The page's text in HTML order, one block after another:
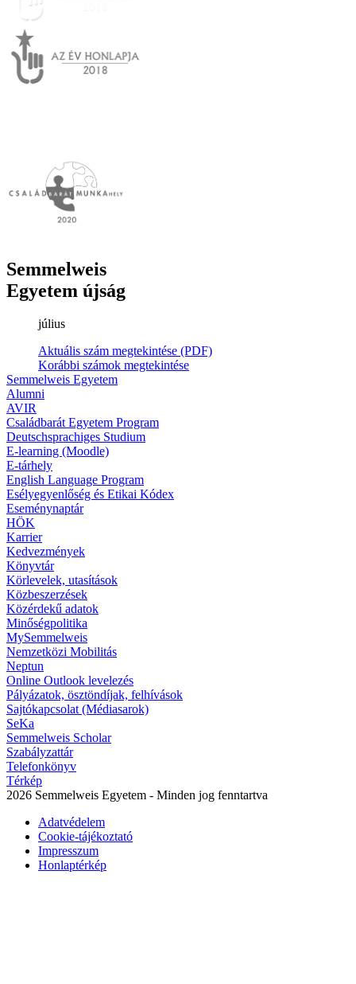
Semmelweis
Egyetem újság
július
Aktuális szám megtekintése (PDF)
Korábbi számok megtekintése
Semmelweis Egyetem
Alumni
AVIR
Családbarát Egyetem Program
Deutschsprachiges Studium
E-learning (Moodle)
E-tárhely
English Language Program
Esélyegyenlőség és Etikai Kódex
Eseménynaptár
HÖK
Karrier
Kedvezmények
Könyvtár
Körlevelek, utasítások
Közbeszerzések
Közérdekű adatok
Minőségpolitika
MySemmelweis
Nemzetközi Mobilitás
Neptun
Online Outlook levelezés
Pályázatok, ösztöndíjak, felhívások
Sajtókapcsolat (Médiasarok)
SeKa
Semmelweis Scholar
Szabályzattár
Telefonkönyv
Térkép
2026 Semmelweis Egyetem - Minden jog fenntartva
Adatvédelem
Cookie-tájékoztató
Impresszum
Honlaptérkép